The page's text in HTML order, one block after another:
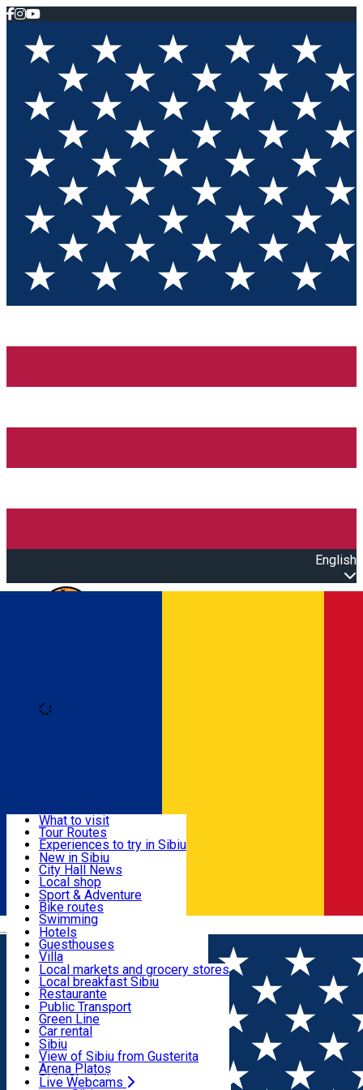
English
Română
Useful info
Activities & Adventure
Accommodation
Food, Drinks & Nightlife
Transport & Parking
Live Webcams
What to visit
Tour Routes
Experiences to try in Sibiu
Podcast
Culture
Museums
Churches
Parks, Zoo
County of Sibiu
New in Sibiu
City Hall News
Local shop
Sibiu artisans
Sibiul Verde
Public services
Education
How do I get to Sibiu
Tourist Info
Tour Guides
Guided tours
Publicații locale
Beauty salons
Sport & Adventure
Bike routes
Swimming
Riding
Indoor activities
Loc de joacă indoor
Loc de joacă outdoor
Ski
Ice skating
Yoga
Hotels
Guesthouses
Villa
Hostels
Motel
Camping
Renting rooms
Rooms for rent
Accommodation outside Sibiu
Local markets and grocery stores
Local breakfast Sibiu
Restaurante
Pizza
Fast Food
Coffee
Sweets
Pub, Bar
Night clubs
Bakeries
Public Transport
Green Line
Car rental
Rent a bike
Scooter rentals
Taxi
Ride Sharing
Sibiu
View of Sibiu from Gusterita
Arena Platoș
Live Webcams